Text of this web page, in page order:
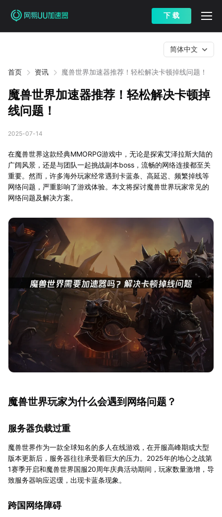
下 载
首页 资讯 魔兽世界加速器推荐！轻松解决卡顿掉线问题！
简体中文
魔兽世界加速器推荐！轻松解决卡顿掉
线问题！
2025-07-14
在魔兽世界这款经典MMORPG游戏中，无论是探索艾泽拉斯大陆的
广阔风景，还是与团队一起挑战副本boss，流畅的网络连接都至关
重要。然而，许多海外玩家经常遇到卡蓝条、高延迟、频繁掉线等
网络问题，严重影响了游戏体验。本文将探讨魔兽世界玩家常见的
网络问题及解决方案。
魔兽世界玩家为什么会遇到网络问题？
服务器负载过重
魔兽世界作为一款全球知名的多人在线游戏，在开服高峰期或大型
版本更新后，服务器往往承受着巨大的压力。2025年的地心之战第
1赛季开启和魔兽世界国服20周年庆典活动期间，玩家数量激增，导
致服务器响应迟缓，出现卡蓝条现象。
跨国网络障碍